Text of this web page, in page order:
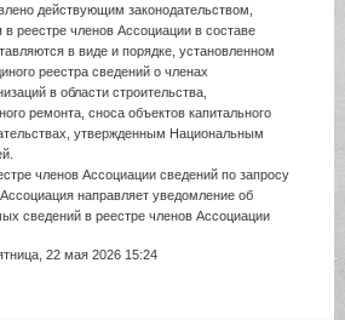
действующим законодательством,
реестре членов Ассоциации в составе
в виде и порядке, установленном
реестра сведений о членах
в области строительства,
ремонта, сноса объектов капитального
утвержденным Национальным
членов Ассоциации сведений по запросу
направляет уведомление об
сведений в реестре членов Ассоциации
22 мая 2026 15:24